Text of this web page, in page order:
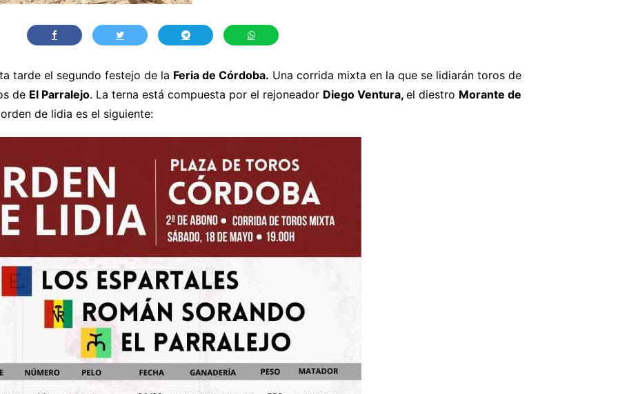
tarde el segundo festejo de la Feria de Córdoba. Una corrida mixta en la que se lidiarán toros de
de El Parralejo. La terna está compuesta por el rejoneador Diego Ventura, el diestro Morante de
de lidia es el siguiente: